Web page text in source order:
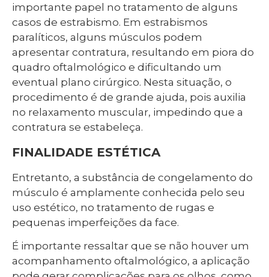
importante papel no tratamento de alguns
casos de estrabismo. Em estrabismos
paralíticos, alguns músculos podem
apresentar contratura, resultando em piora do
quadro oftalmológico e dificultando um
eventual plano cirúrgico. Nesta situação, o
procedimento é de grande ajuda, pois auxilia
no relaxamento muscular, impedindo que a
contratura se estabeleça.
FINALIDADE ESTÉTICA
Entretanto, a substância de congelamento do
músculo é amplamente conhecida pelo seu
uso estético, no tratamento de rugas e
pequenas imperfeições da face.
É importante ressaltar que se não houver um
acompanhamento oftalmológico, a aplicação